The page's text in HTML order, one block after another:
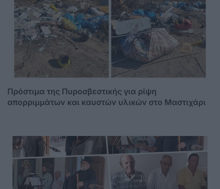
Πρόστιμα της Πυροσβεστικής για ρίψη
απορριμμάτων και καυστών υλικών στο Μαστιχάρι